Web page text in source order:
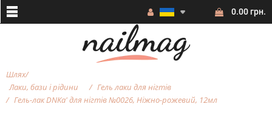
0.00 грн.
Шлях
Лаки, бази і рідини
Гель лаки для нігтів
Гель-лак DNKa' для нігтів №0026, Ніжно-рожевий, 12мл